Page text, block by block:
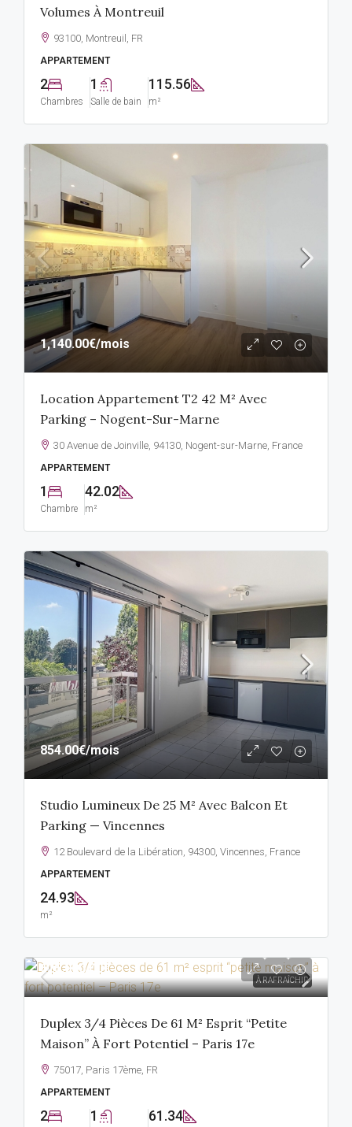
Volumes À Montreuil
93100, Montreuil, FR
APPARTEMENT
2
Chambres
1
Salle de bain
115.56
m²
1,140.00€/mois
Location Appartement T2 42 M² Avec
Parking – Nogent-Sur-Marne
30 Avenue de Joinville, 94130, Nogent-sur-Marne, France
APPARTEMENT
1
Chambre
42.02
m²
854.00€/mois
Studio Lumineux De 25 M² Avec Balcon Et
Parking — Vincennes
12 Boulevard de la Libération, 94300, Vincennes, France
APPARTEMENT
24.93
m²
À RAFRAÎCHIR
625,000.00€
Duplex 3/4 Pièces De 61 M² Esprit “petite
Maison” À Fort Potentiel – Paris 17e
75017, Paris 17ème, FR
APPARTEMENT
2 1 61.34